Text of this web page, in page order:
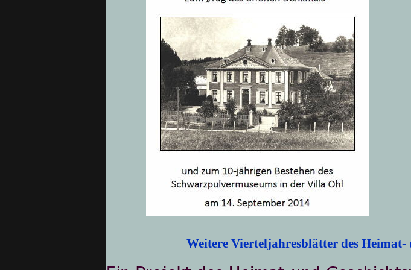
Weitere Vierteljahresblätter des